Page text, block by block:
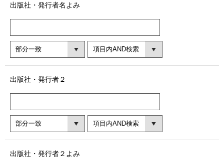
出版社・発行者名よみ
出版社・発行者２
出版社・発行者２よみ